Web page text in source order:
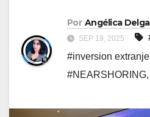
Por Angélica
SEP 19, 2025
#inversion
#NEARSHORING,